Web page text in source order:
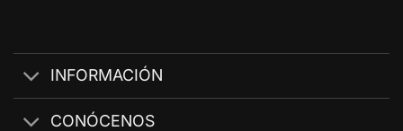
INFORMACIÓN
CONÓCENOS